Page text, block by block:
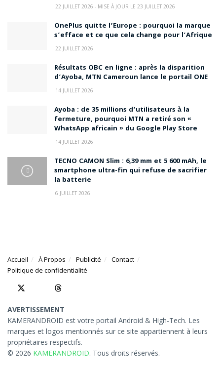
22 JUILLET 2026 - MISE À JOUR LE 23 JUILLET 2026
OnePlus quitte l’Europe : pourquoi la marque
s’efface et ce que cela change pour l’Afrique
22 JUILLET 2026
Résultats OBC en ligne : après la disparition
d’Ayoba, MTN Cameroun lance le portail ONE
14 JUILLET 2026
Ayoba : de 35 millions d’utilisateurs à la
fermeture, pourquoi MTN a retiré son «
WhatsApp africain » du Google Play Store
14 JUILLET 2026
TECNO CAMON Slim : 6,39 mm et 5 600 mAh, le
smartphone ultra-fin qui refuse de sacrifier
la batterie
6 JUILLET 2026
Accueil À Propos Publicité
Contact
Politique de confidentialité
AVERTISSEMENT
KAMERANDROID est votre portail Android & High-Tech. Les
marques et logos mentionnés sur ce site appartiennent à leurs
propriétaires respectifs.
© 2026 KAMERANDROID. Tous droits réservés.